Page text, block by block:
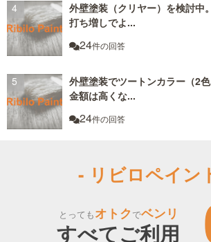
外壁塗装（クリヤー）を検討中
打ち増しでよ...
24件の回答
外壁塗装でツートンカラー（2
金額は高くな...
24件の回答
- リビロペイン
とってもオトクでベンリ
すべてご利用